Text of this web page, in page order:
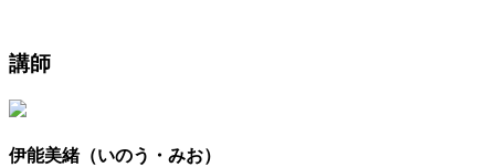
講師
伊能美緒（いのう・みお）